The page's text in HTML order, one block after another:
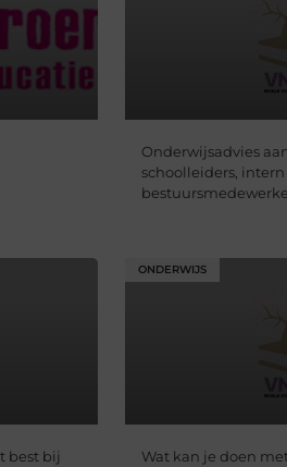
Onderwijsadvies
schoolleiders,
best bij
ONDERWIJS
Wat kan je doen